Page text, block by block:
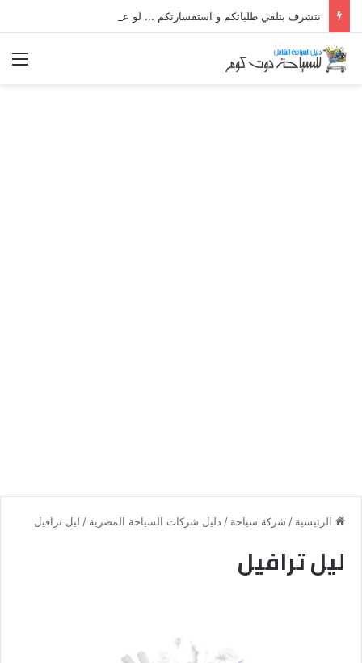
الرئيسية / شركة سياحة / دليل شركات السياحة المصرية / ليل ترافيل
ليل ترافيل